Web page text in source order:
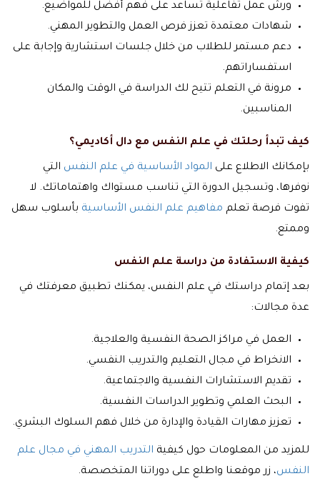
ورش عمل تفاعلية تساعد على فهم أفضل للمواضيع.
شهادات معتمدة تعزز فرص العمل والتطوير المهني.
دعم مستمر للطلاب من خلال جلسات استشارية وإجابة على
استفساراتهم.
مرونة في التعلم تتيح لك الدراسة في الوقت والمكان
المناسبين.
كيف تبدأ رحلتك في علم النفس مع دال أكاديمي؟
بإمكانك الاطلاع على المواد الأساسية في علم النفس التي
نوفرها، وتسجيل الدورة التي تناسب مستواك واهتماماتك. لا
تفوت فرصة تعلم مفاهيم علم النفس الأساسية بأسلوب سهل
وممتع.
كيفية الاستفادة من دراسة علم النفس
بعد إتمام دراستك في علم النفس، يمكنك تطبيق معرفتك في
عدة مجالات:
العمل في مراكز الصحة النفسية والعلاجية.
الانخراط في مجال التعليم والتدريب النفسي.
تقديم الاستشارات النفسية والاجتماعية.
البحث العلمي وتطوير الدراسات النفسية.
تعزيز مهارات القيادة والإدارة من خلال فهم السلوك البشري.
للمزيد من المعلومات حول كيفية التدريب المهني في مجال علم
النفس، زر موقعنا واطلع على دوراتنا المتخصصة.